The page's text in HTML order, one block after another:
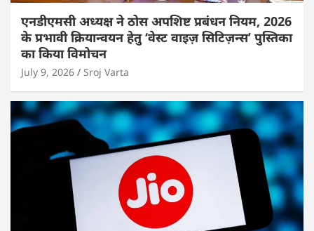
एनडीएमसी अध्यक्ष ने ठोस अपशिष्ट प्रबंधन नियम, 2026
के प्रभावी क्रियान्वयन हेतु ‘वेस्ट वाइज़ सिटिज़न्स’ पुस्तिका
का किया विमोचन
July 9, 2026 Sroj Varta